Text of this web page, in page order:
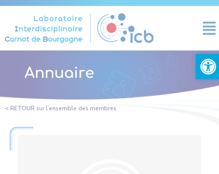
Ouvrir
Annuaire
< RETOUR sur l’ensemble des membres
Panneau de gestion des cookies